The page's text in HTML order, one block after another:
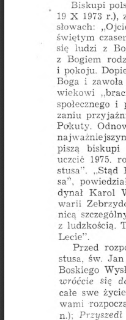
Biskupi
19 X 1973 r.),
słowach:
świętym
się
ludzi z
z
Bogiem
i pokoju.
Boga i zawoła
wiekowi
społecznego i
zaniu
Pokuty.
piszą
biskupi
uczcić
1975.
stusa”. „Stąd
sa”,
dynał
Karol
warii
nicą
z ludzkością.
Lecie”.
Przed
stusa, św. Jan
Boskiego
wróćcie
się
całe swe
wami
n.):
Przyszedł